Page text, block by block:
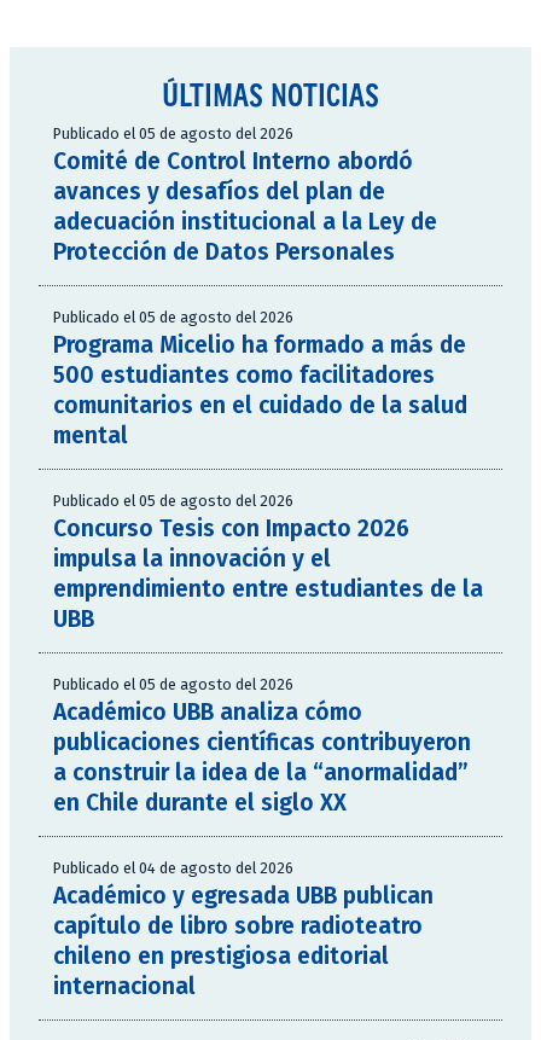
ÚLTIMAS NOTICIAS
Publicado el 05 de agosto del 2026
Comité de Control Interno abordó
avances y desafíos del plan de
adecuación institucional a la Ley de
Protección de Datos Personales
Publicado el 05 de agosto del 2026
Programa Micelio ha formado a más de
500 estudiantes como facilitadores
comunitarios en el cuidado de la salud
mental
Publicado el 05 de agosto del 2026
Concurso Tesis con Impacto 2026
impulsa la innovación y el
emprendimiento entre estudiantes de la
UBB
Publicado el 05 de agosto del 2026
Académico UBB analiza cómo
publicaciones científicas contribuyeron
a construir la idea de la “anormalidad”
en Chile durante el siglo XX
Publicado el 04 de agosto del 2026
Académico y egresada UBB publican
capítulo de libro sobre radioteatro
chileno en prestigiosa editorial
internacional